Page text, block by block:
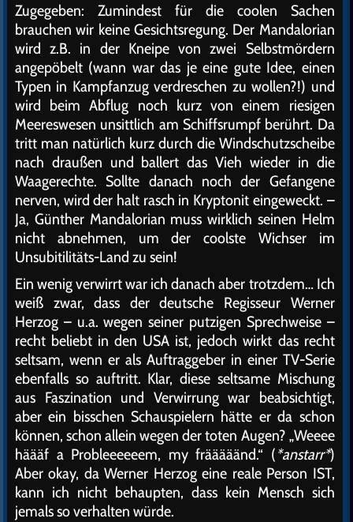
Zugegeben: Zumindest für die coolen Sachen
brauchen wir keine Gesichtsregung. Der Mandalorian
wird z.B. in der Kneipe von zwei Selbstmördern
angepöbelt (wann war das je eine gute Idee, einen
Typen in Kampfanzug verdreschen zu wollen?!) und
wird beim Abflug noch kurz von einem riesigen
Meereswesen unsittlich am Schiffsrumpf berührt. Da
tritt man natürlich kurz durch die Windschutzscheibe
nach draußen und ballert das Vieh wieder in die
Waagerechte. Sollte danach noch der Gefangene
nerven, wird der halt rasch in Kryptonit eingeweckt. –
Ja, Günther Mandalorian muss wirklich seinen Helm
nicht abnehmen, um der coolste Wichser im
Unsubitilitäts-Land zu sein!
Ein wenig verwirrt war ich danach aber trotzdem… Ich
weiß zwar, dass der deutsche Regisseur Werner
Herzog – u.a. wegen seiner putzigen Sprechweise –
recht beliebt in den USA ist, jedoch wirkt das recht
seltsam, wenn er als Auftraggeber in einer TV-Serie
ebenfalls so auftritt. Klar, diese seltsame Mischung
aus Faszination und Verwirrung war beabsichtigt,
aber ein bisschen Schauspielern hätte er da schon
können, schon allein wegen der toten Augen? „Weeee
häääf a Probleeeeeem, my frääääänd.“ (*anstarr*)
Aber okay, da Werner Herzog eine reale Person IST,
kann ich nicht behaupten, dass kein Mensch sich
jemals so verhalten würde.